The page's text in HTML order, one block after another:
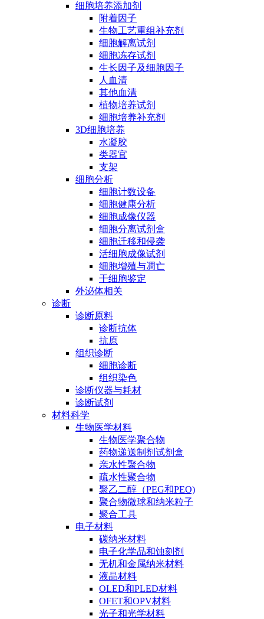
细胞培养添加剂
附着因子
生物工艺重组补充剂
细胞解离试剂
细胞冻存试剂
生长因子及细胞因子
人血清
其他血清
植物培养试剂
细胞培养补充剂
3D细胞培养
水凝胶
类器官
支架
细胞分析
细胞计数设备
细胞健康分析
细胞成像仪器
细胞分离试剂盒
细胞迁移和侵袭
活细胞成像试剂
细胞增殖与凋亡
干细胞鉴定
外泌体相关
诊断
诊断原料
诊断抗体
抗原
组织诊断
细胞诊断
组织染色
诊断仪器与耗材
诊断试剂
材料科学
生物医学材料
生物医学聚合物
药物递送制剂试剂盒
亲水性聚合物
疏水性聚合物
聚乙二醇（PEG和PEO)
聚合物微球和纳米粒子
聚合工具
电子材料
碳纳米材料
电子化学品和蚀刻剂
无机和金属纳米材料
液晶材料
OLED和PLED材料
OFET和OPV材料
光子和光学材料